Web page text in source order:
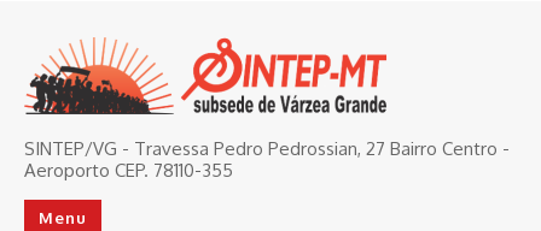
SINTEP/VG - Travessa Pedro Pedrossian, 27 Bairro Centro -
Aeroporto CEP. 78110-355
Menu